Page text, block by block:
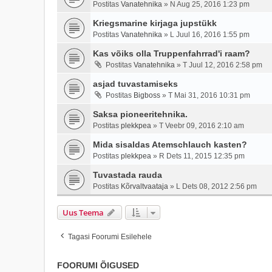
Postitas Vanatehnika » N Aug 25, 2016 1:23 pm
Kriegsmarine kirjaga jupstükk
Postitas Vanatehnika » L Juul 16, 2016 1:55 pm
Kas võiks olla Truppenfahrrad'i raam?
Postitas Vanatehnika » T Juul 12, 2016 2:58 pm
asjad tuvastamiseks
Postitas Bigboss » T Mai 31, 2016 10:31 pm
Saksa pioneeritehnika.
Postitas plekkpea » T Veebr 09, 2016 2:10 am
Mida sisaldas Atemschlauch kasten?
Postitas plekkpea » R Dets 11, 2015 12:35 pm
Tuvastada rauda
Postitas Kõrvaltvaataja » L Dets 08, 2012 2:56 pm
Uus Teema
Tagasi Foorumi Esilehele
FOORUMI ÕIGUSED